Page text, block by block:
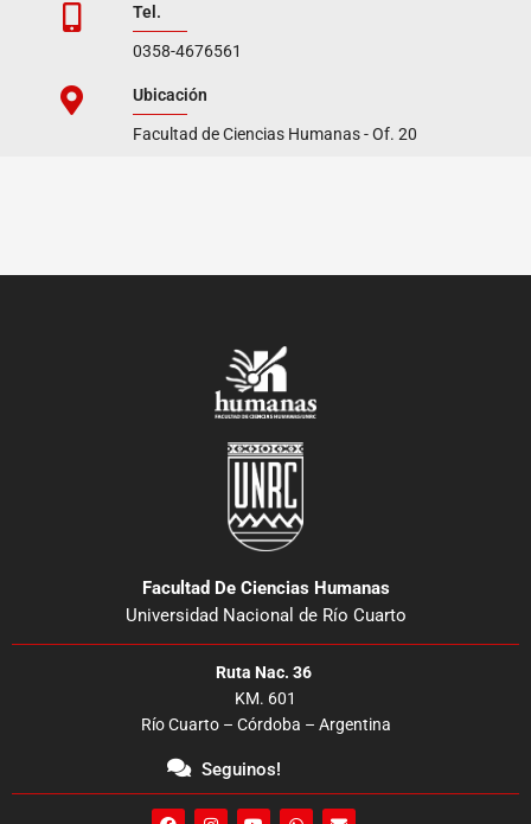
Tel.
0358-4676561
Ubicación
Facultad de Ciencias Humanas - Of. 20
Facultad De Ciencias Humanas
Universidad Nacional de Río Cuarto
Ruta Nac. 36
KM. 601
Río Cuarto – Córdoba – Argentina
Seguinos!
F
I
Y
W
E